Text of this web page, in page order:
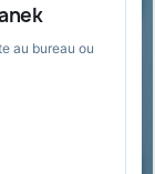
au bureau ou